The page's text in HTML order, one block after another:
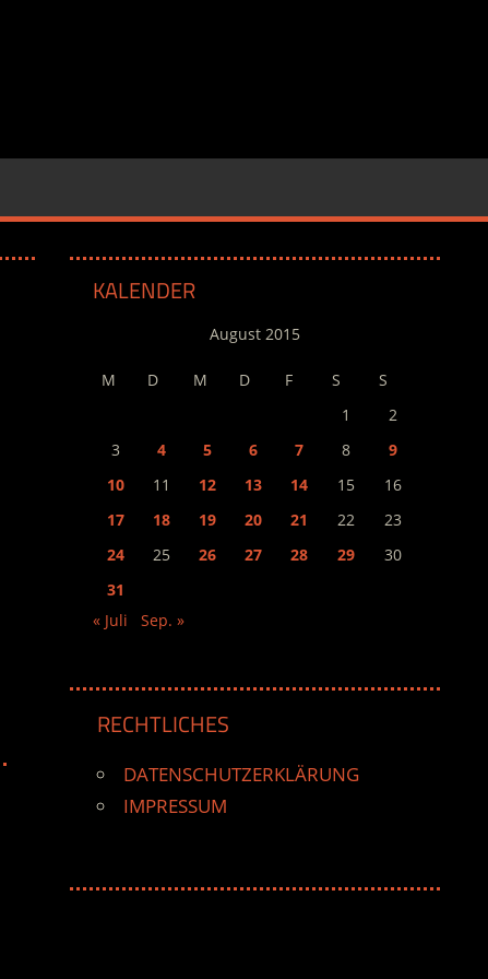
KALENDER
August 2015
M D M D F S
S
1
2
3
4 5 6 7 8
9
10
11 12 13 14 15
16
17
18 19 20 21 22
23
24
25 26 27 28 29
30
31
« Juli
Sep. »
RECHTLICHES
DATENSCHUTZERKLÄRUNG
IMPRESSUM